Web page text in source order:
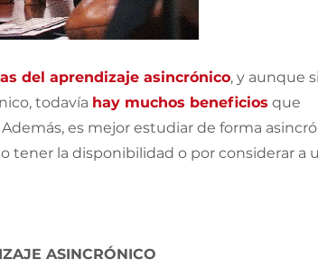
del aprendizaje asincrónico, y aunque
todavía hay muchos beneficios que
es mejor estudiar de forma
tener la disponibilidad o por considerar a
ASINCRÓNICO